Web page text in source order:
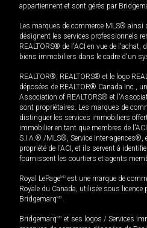
appartiennent et sont gérés par
Les marques de commerce MLS®
désignent les services professionnels
REALTORS® de l'ACI en vue de l'achat,
biens immobiliers dans le cadre d'un
REALTOR®, REALTORS® et le logo
déposées de REALTOR® Canada Inc.,
Association of REALTORS® et
sont propriétaires. Les marques de
distinguer les services immobiliers
immobilier en tant que membres de
S.I.A.® /MLS®, Service inter-agences®,
propriété de l'ACI, et ils servent à
fournissent les courtiers et agents
Royal LePageMD est une marque de
Royale du Canada, utilisée sous
BridgemarqMD.
BridgemarqMD et ses logos / Services